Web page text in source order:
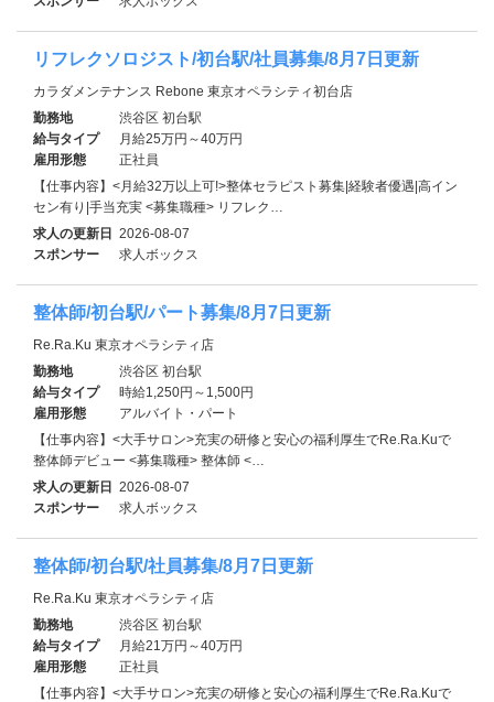
リフレクソロジスト/初台駅/社員募集/8月7日更新
カラダメンテナンス Rebone 東京オペラシティ初台店
勤務地
渋谷区 初台駅
給与タイプ
月給25万円～40万円
雇用形態
正社員
【仕事内容】<月給32万以上可!>整体セラピスト募集|経験者優遇|高イン
セン有り|手当充実 <募集職種> リフレク…
求人の更新日 2026-08-07
スポンサー
求人ボックス
整体師/初台駅/パート募集/8月7日更新
Re.Ra.Ku 東京オペラシティ店
勤務地
渋谷区 初台駅
給与タイプ
時給1,250円～1,500円
雇用形態
アルバイト・パート
【仕事内容】<大手サロン>充実の研修と安心の福利厚生でRe.Ra.Kuで
整体師デビュー <募集職種> 整体師 <…
求人の更新日 2026-08-07
スポンサー
求人ボックス
整体師/初台駅/社員募集/8月7日更新
Re.Ra.Ku 東京オペラシティ店
勤務地
渋谷区 初台駅
給与タイプ
月給21万円～40万円
雇用形態
正社員
【仕事内容】<大手サロン>充実の研修と安心の福利厚生でRe.Ra.Kuで